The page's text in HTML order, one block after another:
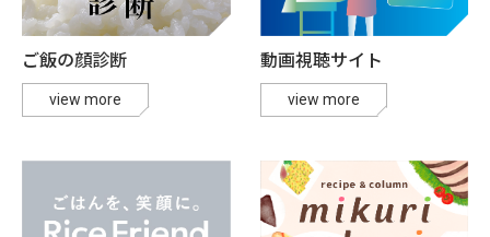
ご飯の顔診断
view more
動画視聴サイト
view more